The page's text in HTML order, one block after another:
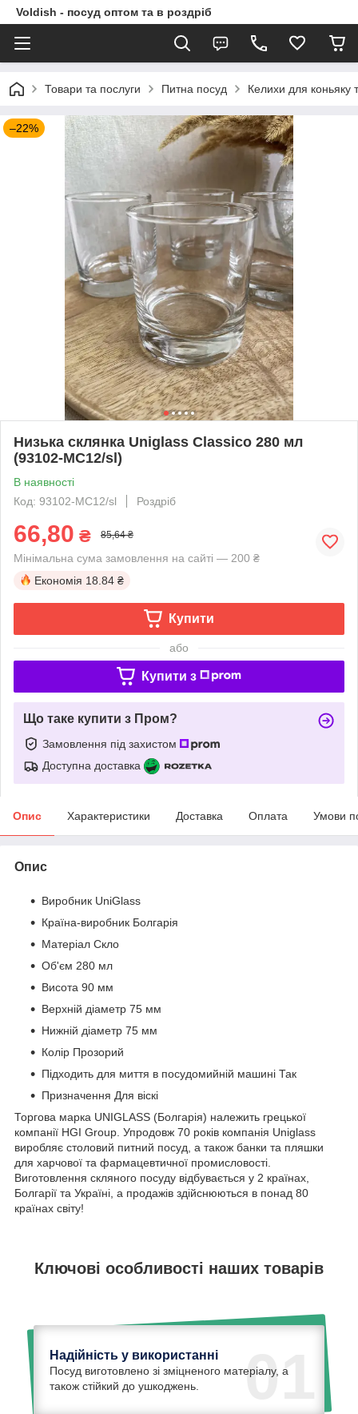
Voldish - посуд оптом та в роздріб
Товари та послуги Питна посуд Келихи для коньяку
–22%
Низька склянка Uniglass Classico 280 мл
(93102-МС12/sl)
В наявності
Код: 93102-МС12/sl
Роздріб
66,80 ₴ 85,64 ₴
Мінімальна сума замовлення на сайті — 200 ₴
Економія 18.84 ₴
Купити
або
Купити з
Що таке купити з Пром?
Замовлення під захистом
Доступна доставка
Опис Характеристики Доставка Оплата Умови
Опис
Виробник UniGlass
Країна-виробник Болгарія
Матеріал Скло
Об'єм 280 мл
Висота 90 мм
Верхній діаметр 75 мм
Нижній діаметр 75 мм
Колір Прозорий
Підходить для миття в посудомийній машині Так
Призначення Для віскі
Торгова марка UNIGLASS (Болгарія) належить грецької
компанії HGI Group. Упродовж 70 років компанія Uniglass
виробляє столовий питний посуд, а також банки та пляшки
для харчової та фармацевтичної промисловості.
Виготовлення скляного посуду відбувається у 2 країнах,
Болгарії та Україні, а продажів здійснюються в понад 80
країнах світу!
Ключові особливості наших товарів
01
Надійність у використанні
Посуд виготовлено зі зміцненого матеріалу, а
також стійкий до ушкоджень.